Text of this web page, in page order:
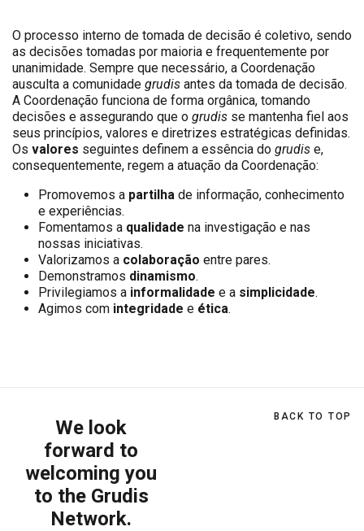
O processo interno de tomada de decisão é coletivo, sendo
as decisões tomadas por maioria e frequentemente por
unanimidade. Sempre que necessário, a Coordenação
ausculta a comunidade grudis antes da tomada de decisão.
A Coordenação funciona de forma orgânica, tomando
decisões e assegurando que o grudis se mantenha fiel aos
seus princípios, valores e diretrizes estratégicas definidas.
Os valores seguintes definem a essência do grudis e,
consequentemente, regem a atuação da Coordenação:
Promovemos a partilha de informação, conhecimento
e experiências.
Fomentamos a qualidade na investigação e nas
nossas iniciativas.
Valorizamos a colaboração entre pares.
Demonstramos dinamismo.
Privilegiamos a informalidade e a simplicidade.
Agimos com integridade e ética.
We look
forward to
welcoming you
to the Grudis
Network.
BACK TO TOP